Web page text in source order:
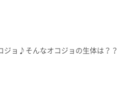
ジョ♪そんなオコジョの生体は？？